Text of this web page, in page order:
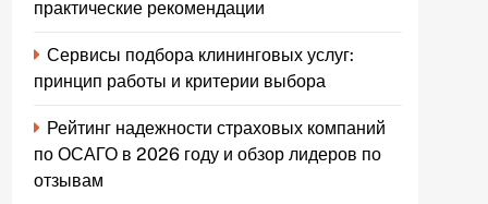
практические рекомендации
Сервисы подбора клининговых услуг:
принцип работы и критерии выбора
Рейтинг надежности страховых компаний
по ОСАГО в 2026 году и обзор лидеров по
отзывам